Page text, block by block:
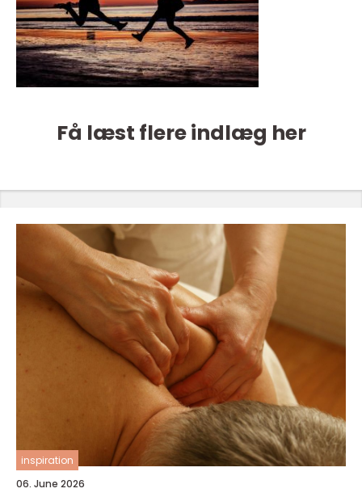
Få læst flere indlæg her
inspiration
06. June 2026